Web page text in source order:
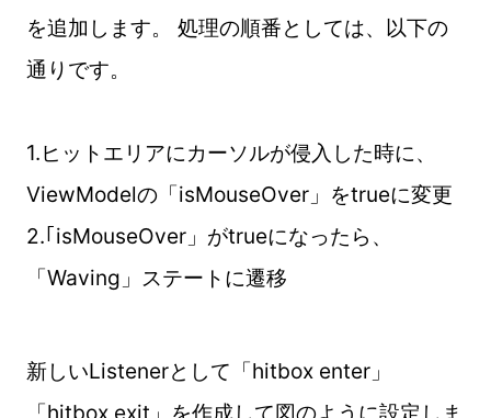
を追加します。 処理の順番としては、以下の
通りです。
1.ヒットエリアにカーソルが侵入した時に、
ViewModelの「isMouseOver」をtrueに変更
2.｢isMouseOver」がtrueになったら、
「Waving」ステートに遷移
新しいListenerとして「hitbox enter」